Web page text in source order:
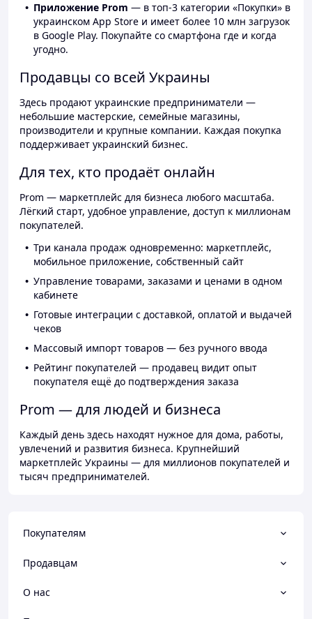
Приложение Prom — в топ-3 категории «Покупки» в
украинском App Store и имеет более 10 млн загрузок
в Google Play. Покупайте со смартфона где и когда
угодно.
Продавцы со всей Украины
Здесь продают украинские предприниматели —
небольшие мастерские, семейные магазины,
производители и крупные компании. Каждая покупка
поддерживает украинский бизнес.
Для тех, кто продаёт онлайн
Prom — маркетплейс для бизнеса любого масштаба.
Лёгкий старт, удобное управление, доступ к миллионам
покупателей.
Три канала продаж одновременно: маркетплейс,
мобильное приложение, собственный сайт
Управление товарами, заказами и ценами в одном
кабинете
Готовые интеграции с доставкой, оплатой и выдачей
чеков
Массовый импорт товаров — без ручного ввода
Рейтинг покупателей — продавец видит опыт
покупателя ещё до подтверждения заказа
Prom — для людей и бизнеса
Каждый день здесь находят нужное для дома, работы,
увлечений и развития бизнеса. Крупнейший
маркетплейс Украины — для миллионов покупателей и
тысяч предпринимателей.
Покупателям
Продавцам
О нас